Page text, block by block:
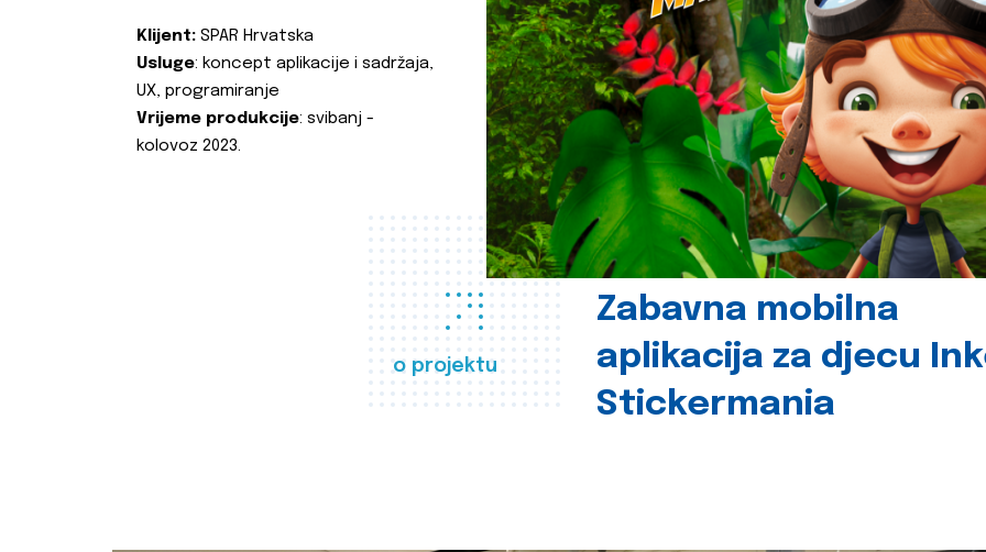
o projektu
Zabavna mobilna
aplikacija za djecu
Stickermania
Klijent: SPAR Hrvatska
Usluge: koncept aplikacije i sadržaja,
UX, programiranje
Vrijeme produkcije: svibanj -
kolovoz 2023.